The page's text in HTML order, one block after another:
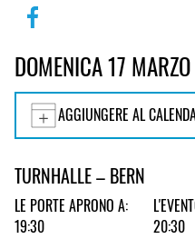
DOMENICA 17
AGGIUNGERE AL
TURNHALLE – BERN
LE PORTE APRONO A:
19:30
20:30